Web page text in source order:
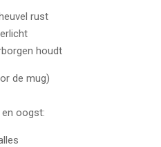
rust
houdt
de mug)
oogst: